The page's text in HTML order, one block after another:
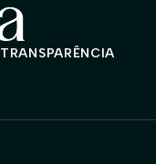
TRANSPARÊNCIA